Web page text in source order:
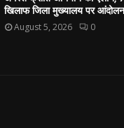
खिलाफ जिला मुख्यालय पर आंदोलन
August 5, 2026 0